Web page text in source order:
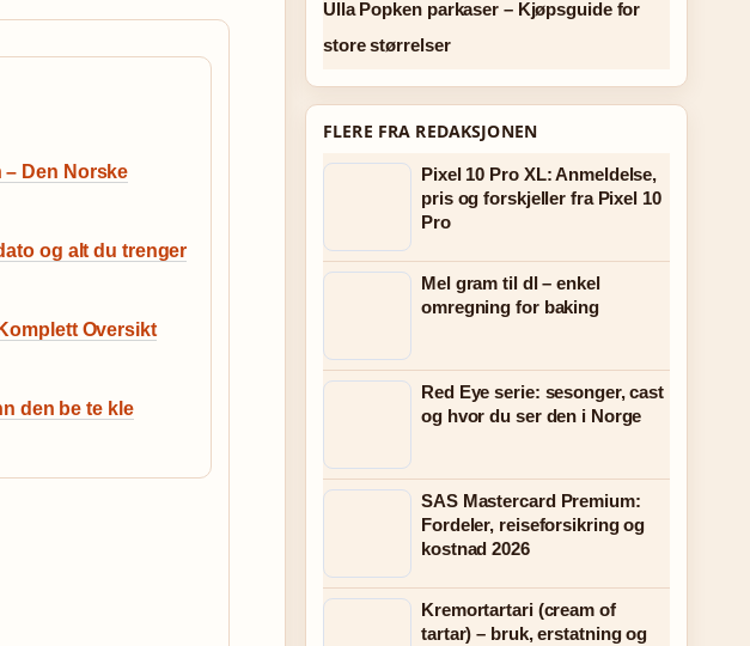
Den Norske
og alt du trenger
Oversikt
den be te kle
Ulla Popken parkaser – Kjøpsguide for
store størrelser
FLERE FRA REDAKSJONEN
Pixel 10 Pro XL: Anmeldelse,
pris og forskjeller fra Pixel 10
Pro
Mel gram til dl – enkel
omregning for baking
Red Eye serie: sesonger, cast
og hvor du ser den i Norge
SAS Mastercard Premium:
Fordeler, reiseforsikring og
kostnad 2026
Kremortartari (cream of
tartar) – bruk, erstatning og